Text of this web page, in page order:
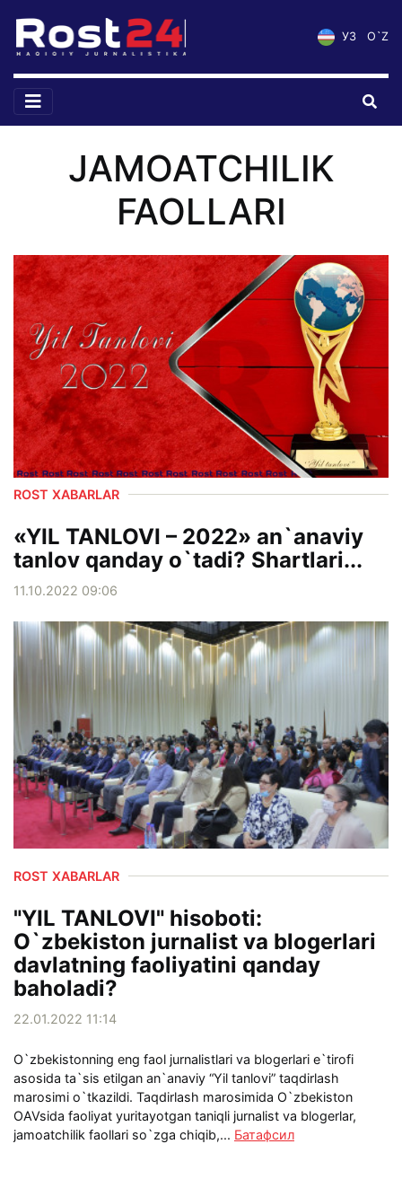
УЗ O`Z
JAMOATCHILIK
FAOLLARI
ROST XABARLAR
«YIL TANLOVI – 2022» an`anaviy
tanlov qanday o`tadi? Shartlari...
11.10.2022 09:06
ROST XABARLAR
"YIL TANLOVI" hisoboti:
O`zbekiston jurnalist va blogerlari
davlatning faoliyatini qanday
baholadi?
22.01.2022 11:14
O`zbekistonning eng faol jurnalistlari va blogerlari e`tirofi
asosida ta`sis etilgan an`anaviy “Yil tanlovi” taqdirlash
marosimi o`tkazildi. Taqdirlash marosimida O`zbekiston
OAVsida faoliyat yuritayotgan taniqli jurnalist va blogerlar,
jamoatchilik faollari so`zga chiqib,... Батафсил